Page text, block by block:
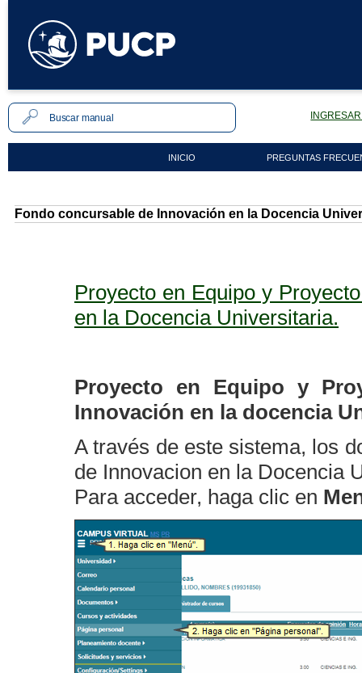
INICIO PREGUNTAS
Fondo concursable de Innovación en la Docencia
Proyecto en Equipo y
en la Docencia Universitaria.
Proyecto en Equipo y
Innovación en la docencia
A través de este sistema, los
de Innovacion en la Docencia
Para acceder, haga clic en